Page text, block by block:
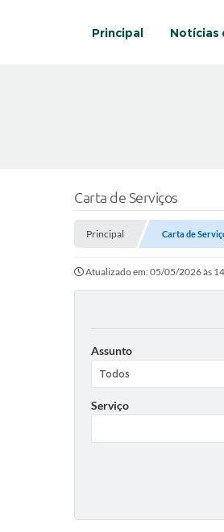
Principal Notícias
Carta de Serviços
Principal Carta de
Atualizado em: 05/05/2026 às
Assunto
Serviço